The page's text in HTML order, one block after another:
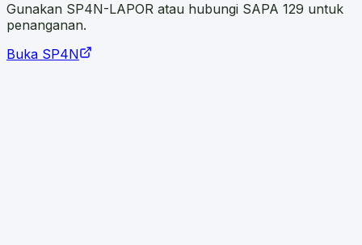
Gunakan SP4N-LAPOR atau hubungi SAPA 129 untuk
penanganan.
Buka SP4N